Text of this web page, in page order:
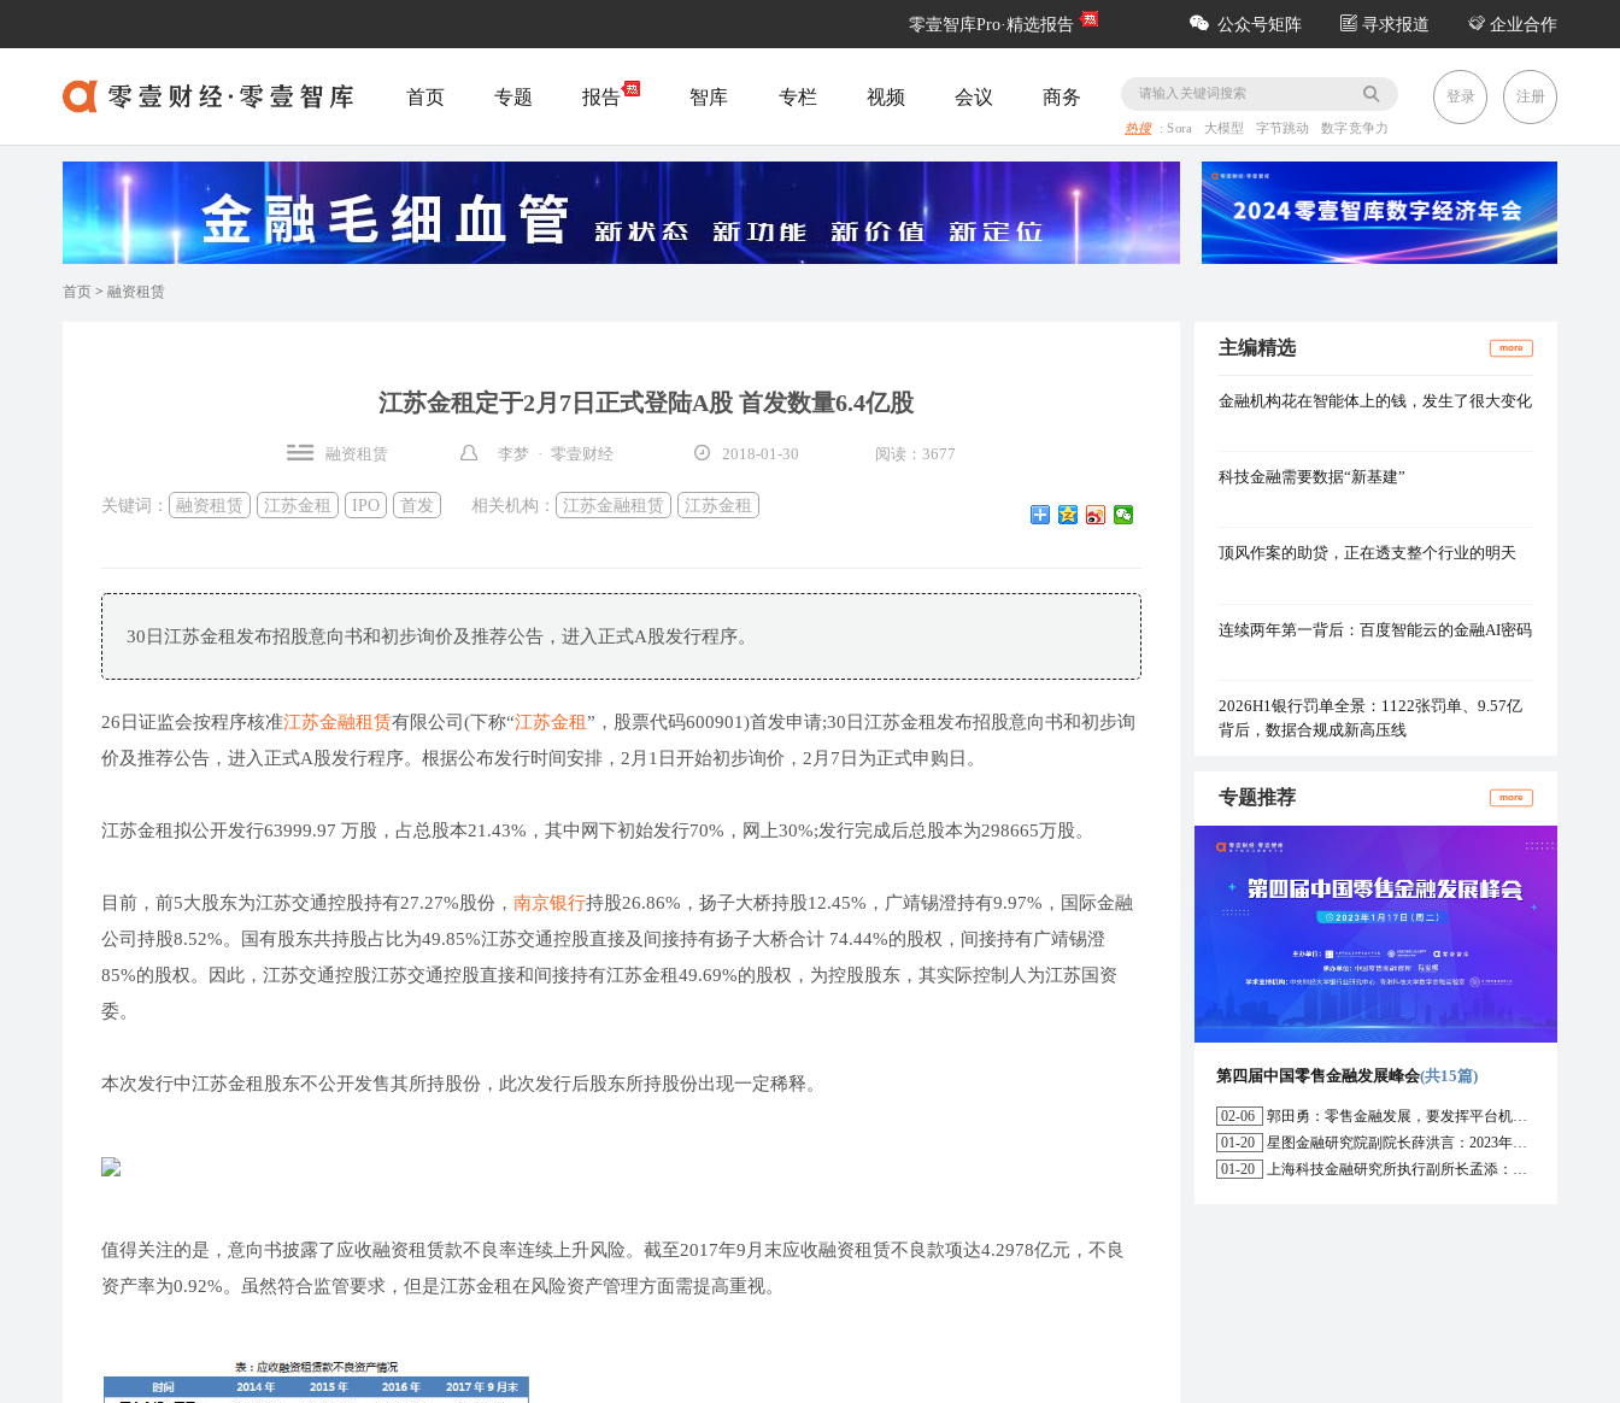
零壹智库Pro·精选报告 公众号矩阵 寻求报道 企业合作
首页 专题 报告 智库 专栏 视频 会议 商务
热搜 :Sora 大模型 字节跳动 数字竞争力
登录 注册
首页 > 融资租赁
江苏金租定于2月7日正式登陆A股 首发数量6.4亿股
融资租赁 李梦 · 零壹财经 2018-01-30 阅读：3677
关键词： 融资租赁 江苏金租 IPO 首发 相关机构： 江苏金融租赁 江苏金租
30日江苏金租发布招股意向书和初步询价及推荐公告，进入正式A股发行程序。
26日证监会按程序核准江苏金融租赁有限公司(下称“江苏金租”，股票代码600901)首发申请;30日江苏金租发布招股意向书和初步询
价及推荐公告，进入正式A股发行程序。根据公布发行时间安排，2月1日开始初步询价，2月7日为正式申购日。
江苏金租拟公开发行63999.97 万股，占总股本21.43%，其中网下初始发行70%，网上30%;发行完成后总股本为298665万股。
目前，前5大股东为江苏交通控股持有27.27%股份， 南京银行持股26.86%，扬子大桥持股12.45%，广靖锡澄持有9.97%，国际金融
公司持股8.52%。国有股东共持股占比为49.85%江苏交通控股直接及间接持有扬子大桥合计 74.44%的股权，间接持有广靖锡澄
85%的股权。因此，江苏交通控股江苏交通控股直接和间接持有江苏金租49.69%的股权，为控股股东，其实际控制人为江苏国资
委。
本次发行中江苏金租股东不公开发售其所持股份，此次发行后股东所持股份出现一定稀释。
值得关注的是，意向书披露了应收融资租赁款不良率连续上升风险。截至2017年9月末应收融资租赁不良款项达4.2978亿元，不良
资产率为0.92%。虽然符合监管要求，但是江苏金租在风险资产管理方面需提高重视。
主编精选 more
金融机构花在智能体上的钱，发生了很大变化
科技金融需要数据“新基建”
顶风作案的助贷，正在透支整个行业的明天
连续两年第一背后：百度智能云的金融AI密码
2026H1银行罚单全景：1122张罚单、9.57亿
背后，数据合规成新高压线
专题推荐 more
第四届中国零售金融发展峰会(共15篇)
02-06
郭田勇：零售金融发展，要发挥平台机构的作用
01-20
星图金融研究院副院长薛洪言：2023年消费信贷或迎来新起点
01-20
上海科技金融研究所执行副所长孟添：开放银行与嵌入式金融为数字普惠金融带来更大发展空间